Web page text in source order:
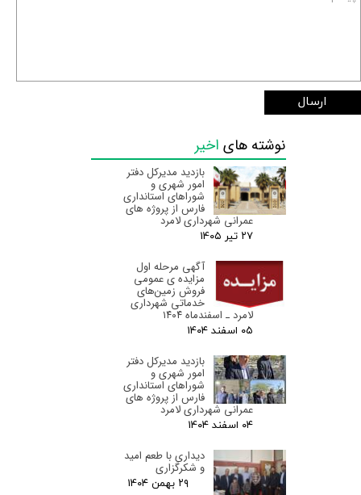
ارسال
نوشته های اخیر
بازدید مدیرکل دفتر
امور شهری و
شوراهای استانداری
فارس از پروژه های
عمرانی شهرداری لامرد
۲۷ تیر ۰۵
آگهی مرحله اول
مزایده ی عمومی
فروش زمین‌های
خدماتی شهرداری
لامرد ـ اسفندماه ۱۴۰۴
۰۵ اسفند ۰۴
بازدید مدیرکل دفتر
امور شهری و
شوراهای استانداری
فارس از پروژه های
عمرانی شهرداری لامرد
۰۴ اسفند ۰۴
دیداری با طعم امید
و شکرگزاری
۲۹ بهمن ۰۴